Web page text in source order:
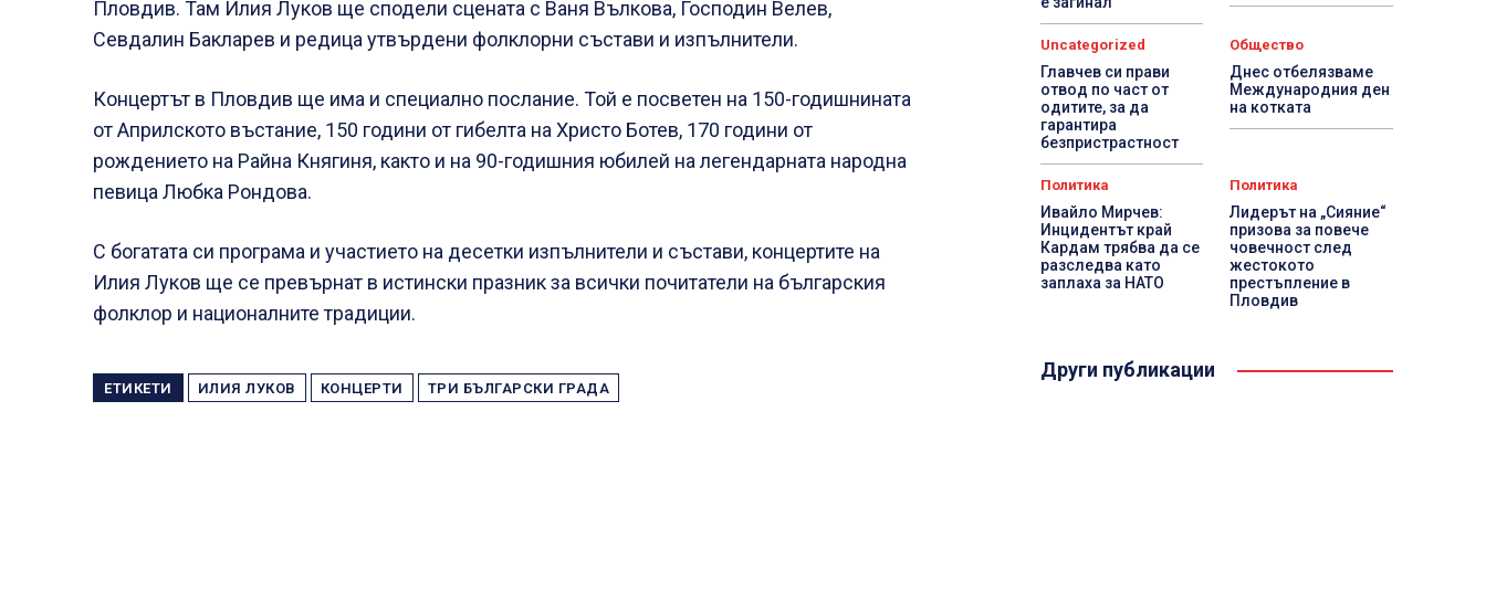
Пловдив. Там Илия Луков ще сподели сцената с Ваня Вълкова, Господин Велев,
Севдалин Бакларев и редица утвърдени фолклорни състави и изпълнители.
Концертът в Пловдив ще има и специално послание. Той е посветен на 150-годишнината
от Априлското въстание, 150 години от гибелта на Христо Ботев, 170 години от
рождението на Райна Княгиня, както и на 90-годишния юбилей на легендарната народна
певица Любка Рондова.
С богатата си програма и участието на десетки изпълнители и състави, концертите на
Илия Луков ще се превърнат в истински празник за всички почитатели на българския
фолклор и националните традиции.
ЕТИКЕТИ ИЛИЯ ЛУКОВ КОНЦЕРТИ ТРИ БЪЛГАРСКИ ГРАДА
Uncategorized
Главчев си прави
отвод по част от
одитите, за да
гарантира
безпристрастност
Общество
Днес отбелязваме
Международния ден
на котката
Политика
Ивайло Мирчев:
Инцидентът край
Кардам трябва да се
разследва като
заплаха за НАТО
Политика
Лидерът на „Сияние“
призова за повече
човечност след
жестокото
престъпление в
Пловдив
Други публикации